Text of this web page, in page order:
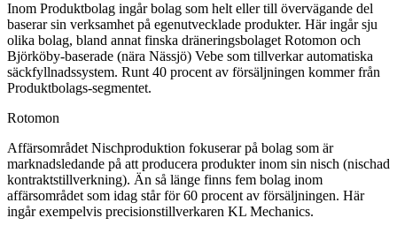
Inom Produktbolag ingår bolag som helt eller till övervägande del
baserar sin verksamhet på egenutvecklade produkter. Här ingår sju
olika bolag, bland annat finska dräneringsbolaget Rotomon och
Björköby-baserade (nära Nässjö) Vebe som tillverkar automatiska
säckfyllnadssystem. Runt 40 procent av försäljningen kommer från
Produktbolags-segmentet.
Rotomon
Affärsområdet Nischproduktion fokuserar på bolag som är
marknadsledande på att producera produkter inom sin nisch (nischad
kontraktstillverkning). Än så länge finns fem bolag inom
affärsområdet som idag står för 60 procent av försäljningen. Här
ingår exempelvis precisionstillverkaren KL Mechanics.